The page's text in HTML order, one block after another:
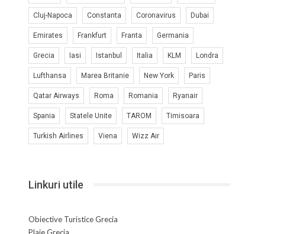
Cluj-Napoca Constanta Coronavirus Dubai
Emirates Frankfurt Franta Germania
Grecia Iasi Istanbul Italia KLM Londra
Lufthansa Marea Britanie New York Paris
Qatar Airways Roma Romania Ryanair
Spania Statele Unite TAROM Timisoara
Turkish Airlines Viena Wizz Air
Linkuri utile
Obiective Turistice Grecia
Plaje Grecia